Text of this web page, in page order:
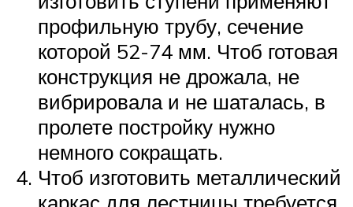
профильную трубу, сечение
которой 52-74 мм. Чтоб готовая
конструкция не дрожала, не
вибрировала и не шаталась, в
пролете постройку нужно
немного сокращать.
Чтоб изготовить металлический